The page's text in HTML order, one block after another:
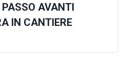
AVANTI
IN CANTIERE